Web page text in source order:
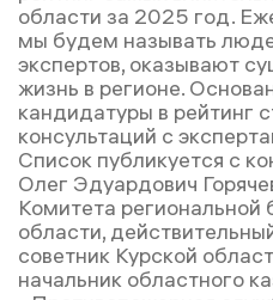
области за 2025 год.
мы будем называть
экспертов, оказывают
жизнь в регионе.
кандидатуры в рейтинг
консультаций с
Список публикуется с
Олег Эдуардович
Комитета региональной
области,
советник Курской
начальник областного